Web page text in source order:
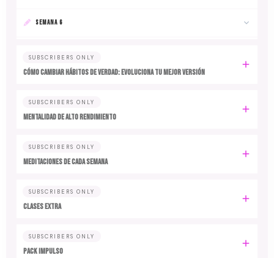
SEMANA 6
SUBSCRIBERS ONLY
Cómo cambiar hábitos de verdad: evoluciona tu mejor versión
SUBSCRIBERS ONLY
MENTALIDAD DE ALTO RENDIMIENTO
SUBSCRIBERS ONLY
MEDITACIONES DE CADA SEMANA
SUBSCRIBERS ONLY
CLASES EXTRA
SUBSCRIBERS ONLY
PACK IMPULSO